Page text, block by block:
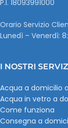
P.I. ‭18093991000
Orario Servizio
Lunedì – Venerdì:
I NOSTRI
Acqua a domicilio
Acqua in vetro a
Come funziona
Consegna a